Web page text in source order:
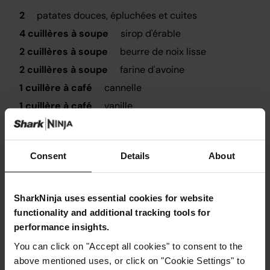
Consent Details About
SharkNinja uses essential cookies for website
functionality and additional tracking tools for
performance insights.
You can click on "Accept all cookies" to consent to the
above mentioned uses, or click on "Cookie Settings" to
2
patates douces, épluchées et cuites
4 cuillères à soupe
sirop d'érable
2 cuillères à soupe
beurre de noix lisse
2 cuillères à soupe
farine d'avoine
1 cuillère à café
cannelle
1 cuillère à café
vanille
POUR DÉCORER
chocolat noir fondu
flocons de cacao
Instructions